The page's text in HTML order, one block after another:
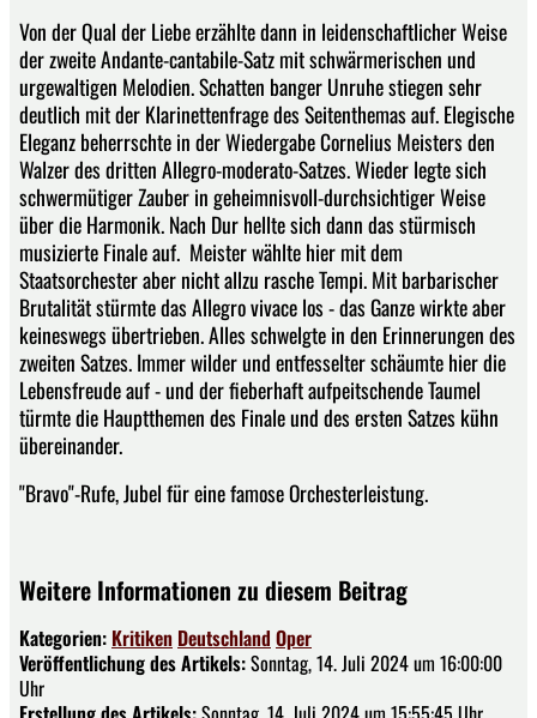
Von der Qual der Liebe erzählte dann in leidenschaftlicher Weise
der zweite Andante-cantabile-Satz mit schwärmerischen und
urgewaltigen Melodien. Schatten banger Unruhe stiegen sehr
deutlich mit der Klarinettenfrage des Seitenthemas auf. Elegische
Eleganz beherrschte in der Wiedergabe Cornelius Meisters den
Walzer des dritten Allegro-moderato-Satzes. Wieder legte sich
schwermütiger Zauber in geheimnisvoll-durchsichtiger Weise
über die Harmonik. Nach Dur hellte sich dann das stürmisch
musizierte Finale auf. Meister wählte hier mit dem
Staatsorchester aber nicht allzu rasche Tempi. Mit barbarischer
Brutalität stürmte das Allegro vivace los - das Ganze wirkte aber
keineswegs übertrieben. Alles schwelgte in den Erinnerungen des
zweiten Satzes. Immer wilder und entfesselter schäumte hier die
Lebensfreude auf - und der fieberhaft aufpeitschende Taumel
türmte die Hauptthemen des Finale und des ersten Satzes kühn
übereinander.
"Bravo"-Rufe, Jubel für eine famose Orchesterleistung.
Weitere Informationen zu diesem Beitrag
Kategorien: Kritiken Deutschland Oper
Veröffentlichung des Artikels:Sonntag, 14. Juli 2024 um 16:00:00
Uhr